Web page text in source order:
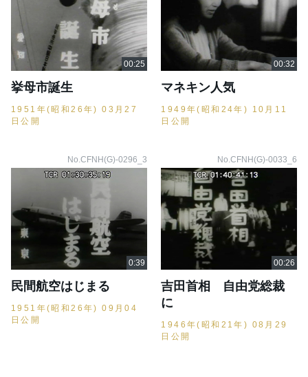
挙母市誕生
1951年(昭和26年) 03月27
日公開
マネキン人気
1949年(昭和24年) 10月11
日公開
No.CFNH(G)-0296_3
民間航空はじまる
1951年(昭和26年) 09月04
日公開
No.CFNH(G)-0033_6
吉田首相 自由党総裁
に
1946年(昭和21年) 08月29
日公開